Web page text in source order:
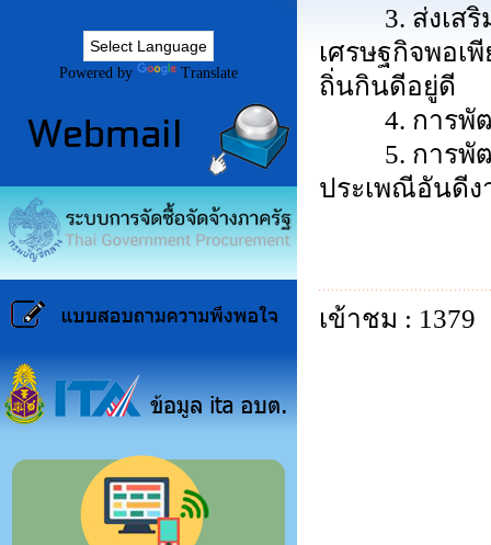
Powered by Translate
3. ส่งเสริม
เศรษฐกิจพอเ
ถิ่นกินดีอยู่ดี
4. การพัฒน
5. การพัฒน
ประเพณีอันดีง
เข้าชม : 1379